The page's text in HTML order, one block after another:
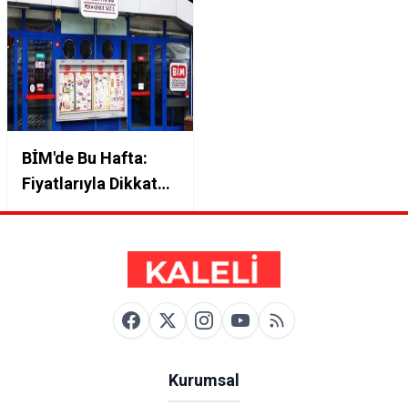
BİM'de Bu Hafta:
Fiyatlarıyla Dikkat
Çeken Ürünler
Kurumsal